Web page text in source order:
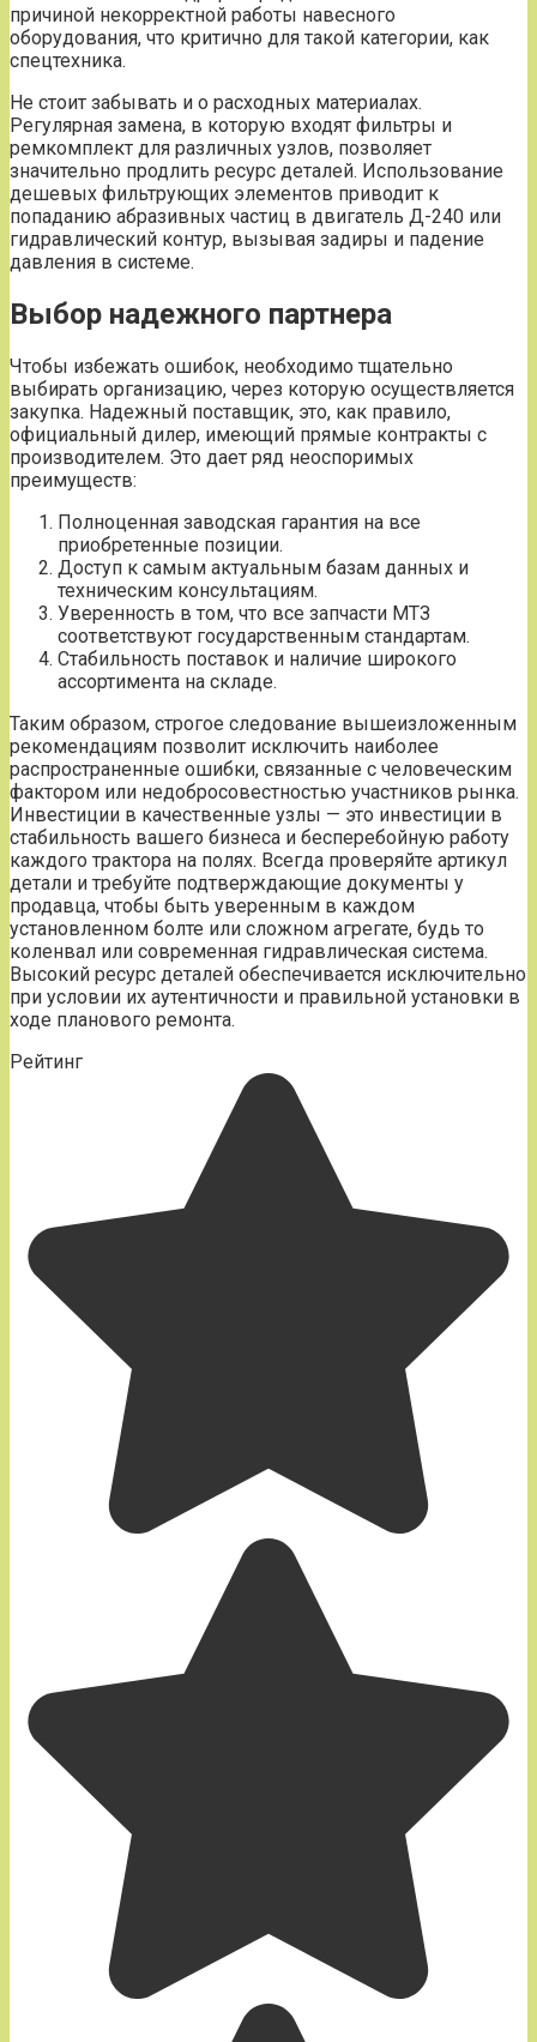
причиной некорректной работы навесного
оборудования, что критично для такой категории, как
спецтехника.
Не стоит забывать и о расходных материалах.
Регулярная замена, в которую входят фильтры и
ремкомплект для различных узлов, позволяет
значительно продлить ресурс деталей. Использование
дешевых фильтрующих элементов приводит к
попаданию абразивных частиц в двигатель Д-240 или
гидравлический контур, вызывая задиры и падение
давления в системе.
Выбор надежного партнера
Чтобы избежать ошибок, необходимо тщательно
выбирать организацию, через которую осуществляется
закупка. Надежный поставщик, это, как правило,
официальный дилер, имеющий прямые контракты с
производителем. Это дает ряд неоспоримых
преимуществ:
Полноценная заводская гарантия на все
приобретенные позиции.
Доступ к самым актуальным базам данных и
техническим консультациям.
Уверенность в том, что все запчасти МТЗ
соответствуют государственным стандартам.
Стабильность поставок и наличие широкого
ассортимента на складе.
Таким образом, строгое следование вышеизложенным
рекомендациям позволит исключить наиболее
распространенные ошибки, связанные с человеческим
фактором или недобросовестностью участников рынка.
Инвестиции в качественные узлы — это инвестиции в
стабильность вашего бизнеса и бесперебойную работу
каждого трактора на полях. Всегда проверяйте артикул
детали и требуйте подтверждающие документы у
продавца, чтобы быть уверенным в каждом
установленном болте или сложном агрегате, будь то
коленвал или современная гидравлическая система.
Высокий ресурс деталей обеспечивается исключительно
при условии их аутентичности и правильной установки в
ходе планового ремонта.
Рейтинг